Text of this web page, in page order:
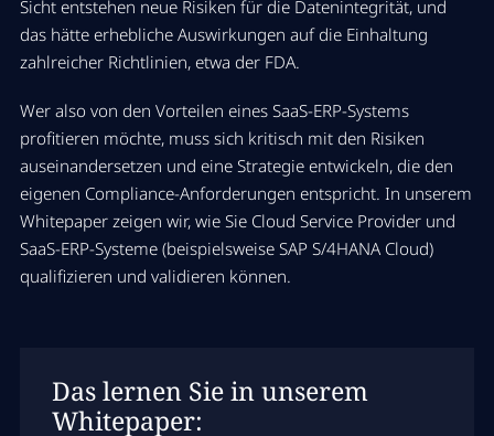
Sicht entstehen neue Risiken für die Datenintegrität, und
das hätte erhebliche Auswirkungen auf die Einhaltung
zahlreicher Richtlinien, etwa der FDA.
Wer also von den Vorteilen eines SaaS-ERP-Systems
profitieren möchte, muss sich kritisch mit den Risiken
auseinandersetzen und eine Strategie entwickeln, die den
eigenen Compliance-Anforderungen entspricht. In unserem
Whitepaper zeigen wir, wie Sie Cloud Service Provider und
SaaS-ERP-Systeme (beispielsweise SAP S/4HANA Cloud)
qualifizieren und validieren können.
Das lernen Sie in unserem
Whitepaper: